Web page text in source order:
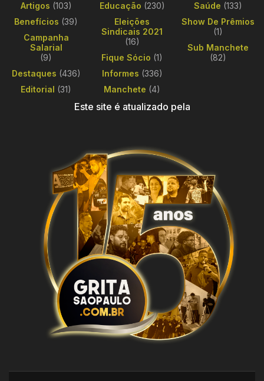
Artigos (103)
Benefícios (39)
Campanha
Salarial
(9)
Destaques (436)
Editorial (31)
Educação (230)
Eleições
Sindicais 2021
(16)
Fique Sócio (1)
Informes (336)
Manchete (4)
Saúde (133)
Show De Prêmios
(1)
Sub Manchete
(82)
Este site é atualizado pela